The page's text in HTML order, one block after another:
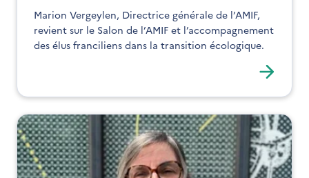
Marion Vergeylen, Directrice générale de l’AMIF,
revient sur le Salon de l’AMIF et l’accompagnement
des élus franciliens dans la transition écologique.